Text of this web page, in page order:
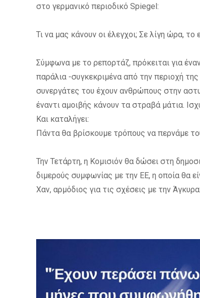
στο γερμανικό περιοδικό Spiegel:
Τι να μας κάνουν οι έλεγχοι; Σε λίγη ώρα, το
Σύμφωνα με το ρεπορτάζ, πρόκειται για
παράλια -συγκεκριμένα από την περιοχή
συνεργάτες του έχουν ανθρώπους στην
έναντι αμοιβής κάνουν τα στραβά μάτια.
Και καταλήγει:
Πάντα θα βρίσκουμε τρόπους να περνάμε
Την Τετάρτη, η Κομισιόν θα δώσει στη
διμερούς συμφωνίας με την ΕΕ, η οποία θα
Χαν, αρμόδιος για τις σχέσεις με την Άγκυρα: